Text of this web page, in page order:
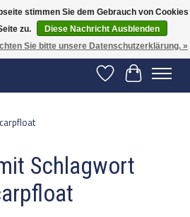
NL | Op voorraad binnen 2-5 werkdagen
verzonden
Wunschzettel
Ihr
carpfloat
Schlagwort
stimmen Sie dem Gebrauch von Cookies
zu.
Diese Nachricht Ausblenden
Sie bitte unsere Datenschutzerklärung. »